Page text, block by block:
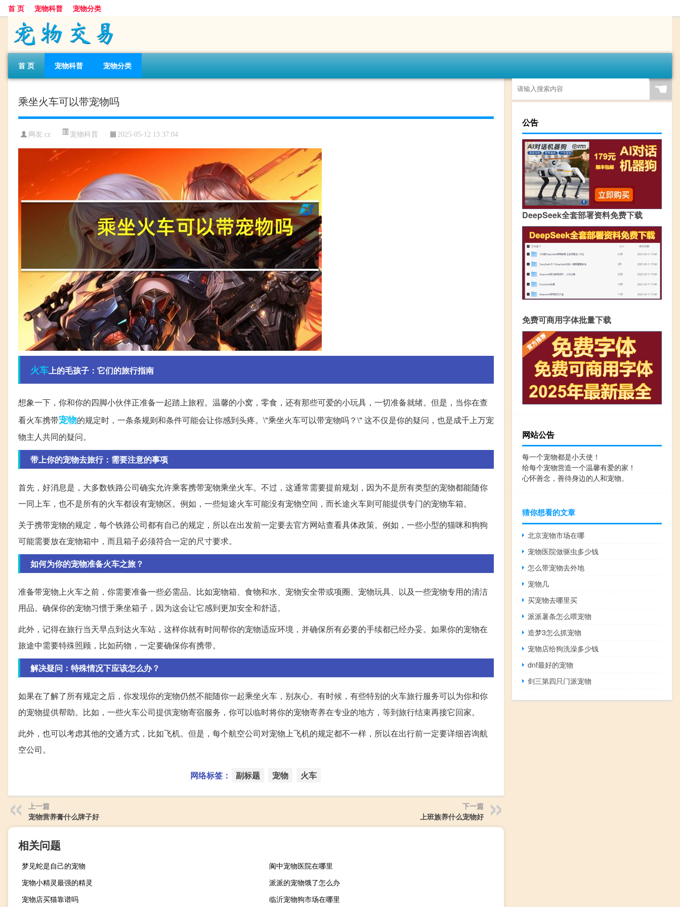
首 页 宠物科普 宠物分类
首 页 宠物科普 宠物分类
乘坐火车可以带宠物吗
网友:cz 宠物科普 2025-05-12 13:37:04
火车上的毛孩子：它们的旅行指南
想象一下，你和你的四脚小伙伴正准备一起踏上旅程。温馨的小窝，零食，还有那些可爱的小玩具，一切准备就绪。但是，当你在查
看火车携带宠物的规定时，一条条规则和条件可能会让你感到头疼。\"乘坐火车可以带宠物吗？\" 这不仅是你的疑问，也是成千上万宠
物主人共同的疑问。
带上你的宠物去旅行：需要注意的事项
首先，好消息是，大多数铁路公司确实允许乘客携带宠物乘坐火车。不过，这通常需要提前规划，因为不是所有类型的宠物都能随你
一同上车，也不是所有的火车都设有宠物区。例如，一些短途火车可能没有宠物空间，而长途火车则可能提供专门的宠物车箱。
关于携带宠物的规定，每个铁路公司都有自己的规定，所以在出发前一定要去官方网站查看具体政策。例如，一些小型的猫咪和狗狗
可能需要放在宠物箱中，而且箱子必须符合一定的尺寸要求。
如何为你的宠物准备火车之旅？
准备带宠物上火车之前，你需要准备一些必需品。比如宠物箱、食物和水、宠物安全带或项圈、宠物玩具、以及一些宠物专用的清洁
用品。确保你的宠物习惯于乘坐箱子，因为这会让它感到更加安全和舒适。
此外，记得在旅行当天早点到达火车站，这样你就有时间帮你的宠物适应环境，并确保所有必要的手续都已经办妥。如果你的宠物在
旅途中需要特殊照顾，比如药物，一定要确保你有携带。
解决疑问：特殊情况下应该怎么办？
如果在了解了所有规定之后，你发现你的宠物仍然不能随你一起乘坐火车，别灰心。有时候，有些特别的火车旅行服务可以为你和你
的宠物提供帮助。比如，一些火车公司提供宠物寄宿服务，你可以临时将你的宠物寄养在专业的地方，等到旅行结束再接它回家。
此外，也可以考虑其他的交通方式，比如飞机。但是，每个航空公司对宠物上飞机的规定都不一样，所以在出行前一定要详细咨询航
空公司。
网络标签： 副标题 宠物 火车
上一篇
宠物营养膏什么牌子好
下一篇
上班族养什么宠物好
相关问题
梦见蛇是自己的宠物
阆中宠物医院在哪里
宠物小精灵最强的精灵
派派的宠物饿了怎么办
宠物店买猫靠谱吗
临沂宠物狗市场在哪里
☚
公告
DeepSeek全套部署资料免费下载
免费可商用字体批量下载
网站公告
每一个宠物都是小天使！
给每个宠物营造一个温馨有爱的家！
心怀善念，善待身边的人和宠物。
猜你想看的文章
北京宠物市场在哪
宠物医院做驱虫多少钱
怎么带宠物去外地
宠物几
买宠物去哪里买
派派薯条怎么喂宠物
造梦3怎么抓宠物
宠物店给狗洗澡多少钱
dnf最好的宠物
剑三第四只门派宠物